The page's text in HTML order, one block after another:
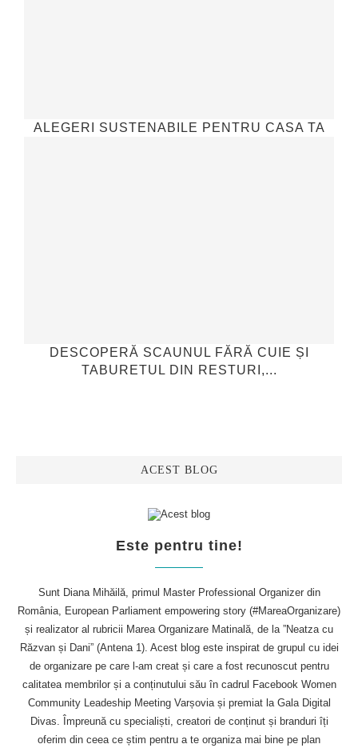
ALEGERI SUSTENABILE PENTRU CASA TA
DESCOPERĂ SCAUNUL FĂRĂ CUIE ȘI
TABURETUL DIN RESTURI,...
ACEST BLOG
Este pentru tine!
Sunt Diana Mihăilă, primul Master Professional Organizer din
România, European Parliament empowering story (#MareaOrganizare)
și realizator al rubricii Marea Organizare Matinală, de la ”Neatza cu
Răzvan și Dani” (Antena 1). Acest blog este inspirat de grupul cu idei
de organizare pe care l-am creat și care a fost recunoscut pentru
calitatea membrilor și a conținutului său în cadrul Facebook Women
Community Leadeship Meeting Varșovia și premiat la Gala Digital
Divas. Împreună cu specialiști, creatori de conținut și branduri îți
oferim din ceea ce știm pentru a te organiza mai bine pe plan